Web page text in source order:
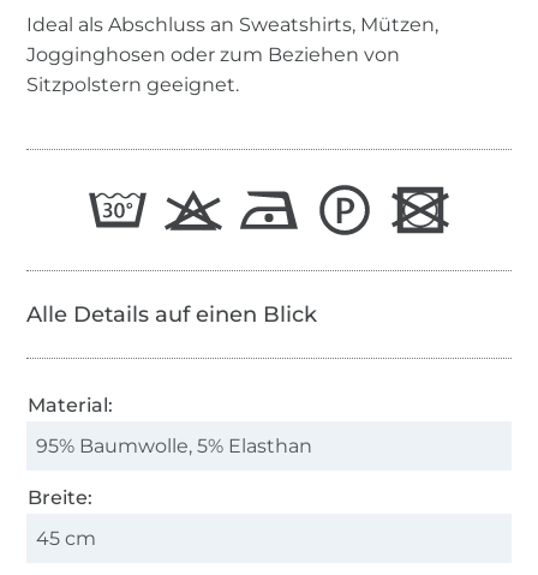
Ideal als Abschluss an Sweatshirts, Mützen,
Jogginghosen oder zum Beziehen von
Sitzpolstern geeignet.
Alle Details auf einen Blick
Material:
95% Baumwolle, 5% Elasthan
Breite:
45 cm